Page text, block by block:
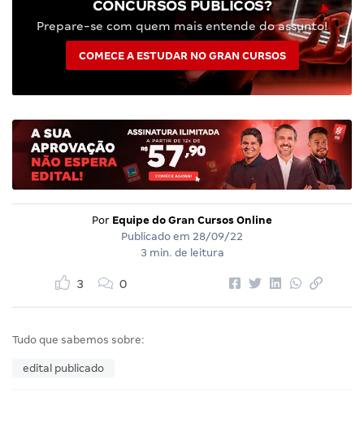
CONCURSOS PÚBLICOS?
Prepare-se com quem mais entende do assunto!
COMECE A ESTUDAR NO GRAN CURSOS
Por Equipe do Gran Cursos Online
Publicado em 28/09/22
3 min. de leitura
3 0
Tudo que sabemos sobre:
edital publicado